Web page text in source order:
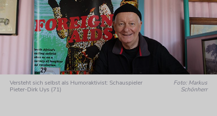
Versteht sich selbst als Humoraktivist: Schauspieler
Pieter-Dirk Uys (71)
Foto: Markus
Schönherr